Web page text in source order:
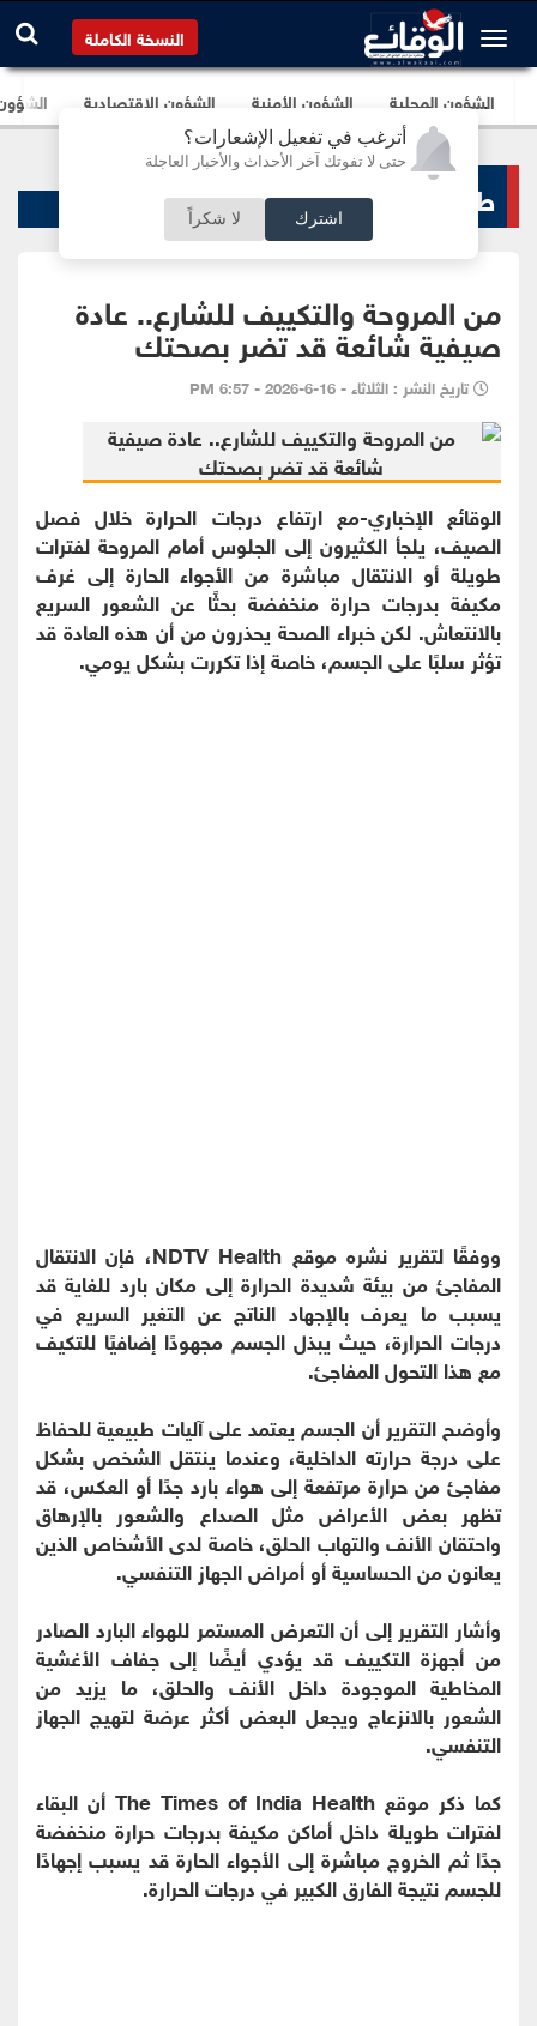
أترغب في تفعيل الإشعارات؟
حتى لا تفوتك آخر الأحداث والأخبار العاجلة
اشترك لا شكراً
النسخة الكاملة
الشؤون المحلية الشؤون الأمنية الشؤون الإقتصادية
طب و صحة
من المروحة والتكييف للشارع.. عادة
صيفية شائعة قد تضر بصحتك
تاريخ النشر : الثلاثاء - 16-6-2026 - 6:57 PM
الوقائع الإخباري-مع ارتفاع درجات الحرارة خلال فصل
الصيف، يلجأ الكثيرون إلى الجلوس أمام المروحة لفترات
طويلة أو الانتقال مباشرة من الأجواء الحارة إلى غرف
مكيفة بدرجات حرارة منخفضة بحثًا عن الشعور السريع
بالانتعاش. لكن خبراء الصحة يحذرون من أن هذه العادة قد
تؤثر سلبًا على الجسم، خاصة إذا تكررت بشكل يومي.
ووفقًا لتقرير نشره موقع NDTV Health، فإن الانتقال
المفاجئ من بيئة شديدة الحرارة إلى مكان بارد للغاية قد
يسبب ما يعرف بالإجهاد الناتج عن التغير السريع في
درجات الحرارة، حيث يبذل الجسم مجهودًا إضافيًا للتكيف
مع هذا التحول المفاجئ.
وأوضح التقرير أن الجسم يعتمد على آليات طبيعية للحفاظ
على درجة حرارته الداخلية، وعندما ينتقل الشخص بشكل
مفاجئ من حرارة مرتفعة إلى هواء بارد جدًا أو العكس، قد
تظهر بعض الأعراض مثل الصداع والشعور بالإرهاق
واحتقان الأنف والتهاب الحلق، خاصة لدى الأشخاص الذين
يعانون من الحساسية أو أمراض الجهاز التنفسي.
وأشار التقرير إلى أن التعرض المستمر للهواء البارد الصادر
من أجهزة التكييف قد يؤدي أيضًا إلى جفاف الأغشية
المخاطية الموجودة داخل الأنف والحلق، ما يزيد من
الشعور بالانزعاج ويجعل البعض أكثر عرضة لتهيج الجهاز
التنفسي.
كما ذكر موقع The Times of India Health أن البقاء
لفترات طويلة داخل أماكن مكيفة بدرجات حرارة منخفضة
جدًا ثم الخروج مباشرة إلى الأجواء الحارة قد يسبب إجهادًا
للجسم نتيجة الفارق الكبير في درجات الحرارة.